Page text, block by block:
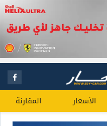
الأسعار المقارنة